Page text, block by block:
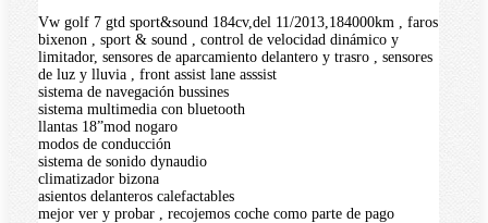
Vw golf 7 gtd sport&sound 184cv,del 11/2013,184000km , faros
bixenon , sport & sound , control de velocidad dinámico y
limitador, sensores de aparcamiento delantero y trasro , sensores
de luz y lluvia , front assist lane asssist
sistema de navegación bussines
sistema multimedia con bluetooth
llantas 18”mod nogaro
modos de conducción
sistema de sonido dynaudio
climatizador bizona
asientos delanteros calefactables
mejor ver y probar , recojemos coche como parte de pago